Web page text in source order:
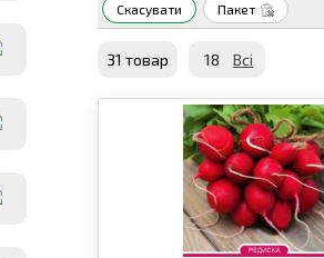
Скасувати Пакет
31 товар 18 Всi